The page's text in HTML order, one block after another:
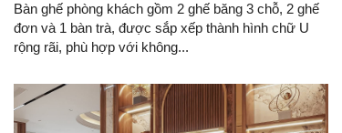
Bàn ghế phòng khách gồm 2 ghế băng 3 chỗ, 2 ghế
đơn và 1 bàn trà, được sắp xếp thành hình chữ U
rộng rãi, phù hợp với không...